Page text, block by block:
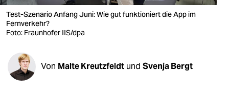
verlag
veranstaltungen
fragen & hilfe
Test-Szenario Anfang Juni: Wie gut funktioniert die App im
Fernverkehr?
Foto: Fraunhofer IIS/dpa
Von Malte Kreutzfeldt und Svenja Bergt